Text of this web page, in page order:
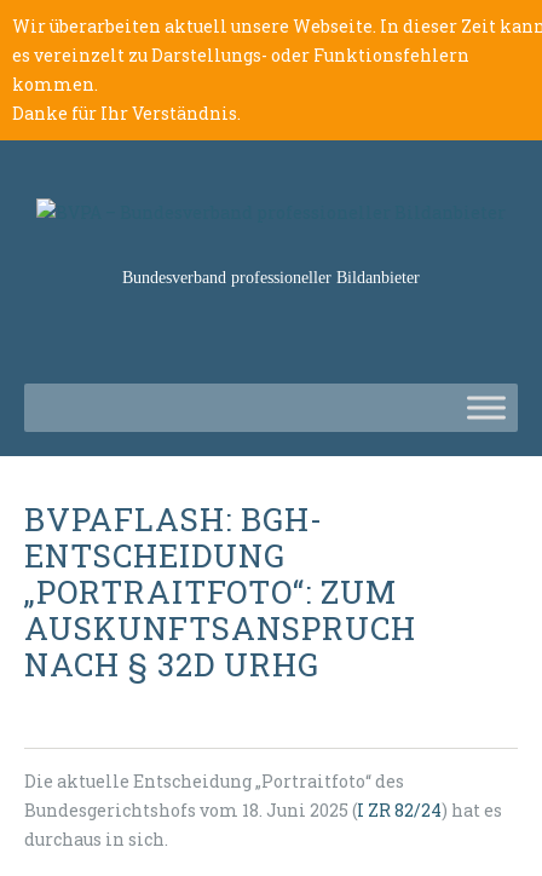
Wir überarbeiten aktuell unsere Webseite. In dieser Zeit
es vereinzelt zu Darstellungs- oder Funktionsfehlern
kommen.
Danke für Ihr Verständnis.
Bundesverband professioneller Bildanbieter
BVPAFLASH: BGH-
ENTSCHEIDUNG
„PORTRAITFOTO“: ZUM
AUSKUNFTSANSPRUCH
NACH § 32D URHG
Die aktuelle Entscheidung „Portraitfoto“ des
Bundesgerichtshofs vom 18. Juni 2025 (I ZR 82/24) hat es
durchaus in sich.